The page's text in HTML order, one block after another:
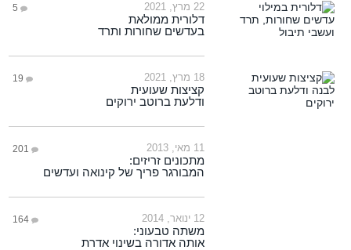
22 מרץ, 2021 5
דלורית ממולאת
בעדשים שחורות ותרד
18 מרץ, 2021 19
קציצות שעועית
ודלעת ברוטב ירוקים
11 מאי, 2013 201
מתכונים זריזים:
המבורגר פריך של קינואה ועדשים
12 ינואר, 2014 164
משתה טבעוני:
אותה אדורה בשינוי אדרת